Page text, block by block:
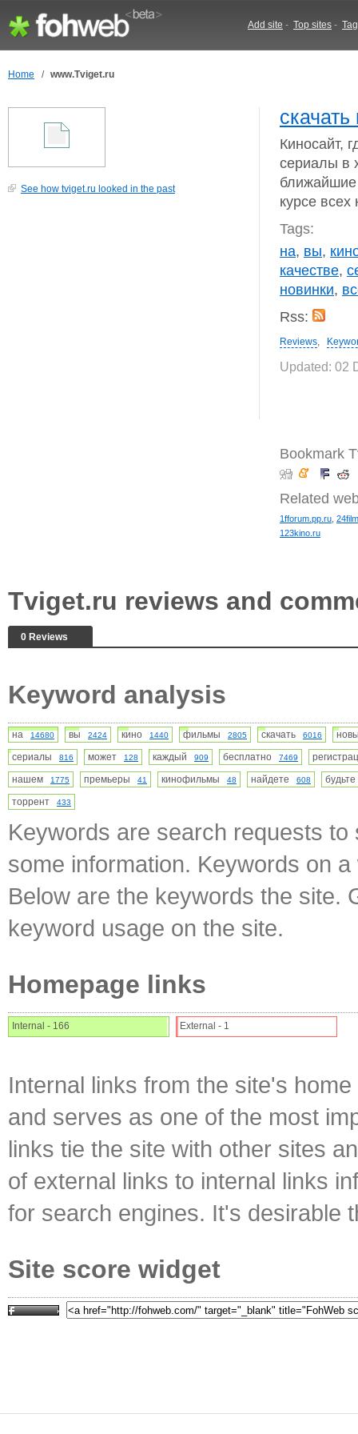
Add site - Top sites -
Home / www.Tviget.ru
See how tviget.ru looked in the past
Киносайт,
сериалы в
ближайшие
курсе
Tags:
на, вы,
качестве,
новинки,
Rss:
Reviews,
Updated: 02
Bookmark
Related
1fforum.pp.ru
123kino.ru
Tviget.ru reviews and
0 Reviews
Keyword analysis
на 14680 вы 2424 кино 1440 фильмы 2805 скачать 6016
сериалы
816 может 128 каждый 909 бесплатно 7469
нашем
1775 премьеры 41 кинофильмы 48 найдете 608
торрент
433
Keywords are search requests
some information. Keywords on
Below are the keywords the site.
keyword usage on the site.
Homepage links
Internal - 166 External - 1
Internal links from the site's
and serves as one of the most
links tie the site with other sites
of external links to internal links
for search engines. It's desirable
Site score widget